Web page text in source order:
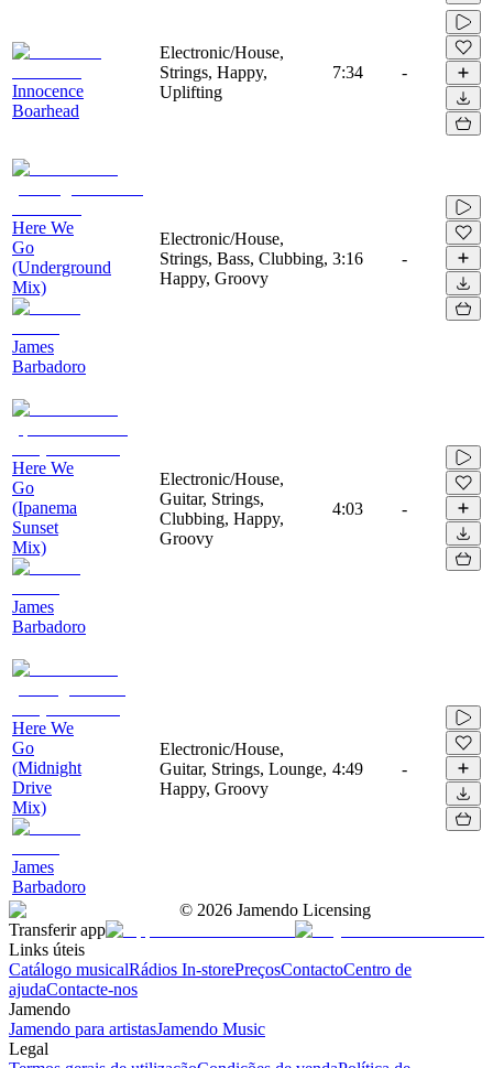
Innocence
Boarhead
Electronic/House,
Strings, Happy,
Uplifting
7:34 -
Here We
Go
(Underground
Mix)
James
Barbadoro
Electronic/House,
Strings, Bass, Clubbing,
Happy, Groovy
3:16 -
Here We
Go
(Ipanema
Sunset
Mix)
James
Barbadoro
Electronic/House,
Guitar, Strings,
Clubbing, Happy,
Groovy
4:03 -
Here We
Go
(Midnight
Drive
Mix)
James
Barbadoro
Electronic/House,
Guitar, Strings, Lounge,
Happy, Groovy
4:49 -
© 2026 Jamendo Licensing
Transferir app
Links úteis
Catálogo musicalRádios In-storePreçosContactoCentro de
ajudaContacte-nos
Jamendo
Jamendo para artistasJamendo Music
Legal